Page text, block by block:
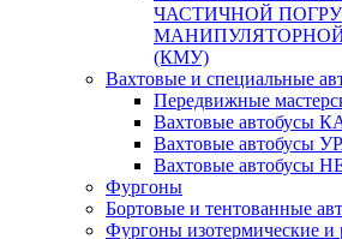
ЧАСТИЧНОЙ
(КМУ)
Вахтовые и специальные
Передвижные
Вахтовые автобусы
Вахтовые автобусы
Вахтовые автобусы
Фургоны
Бортовые и тентованные
Фургоны изотермические и